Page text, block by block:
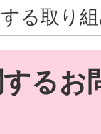
る取り
るお